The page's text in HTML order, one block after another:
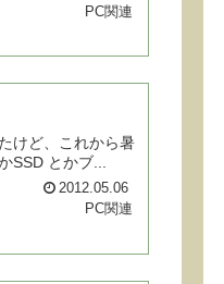
PC関連
けど、これから暑
とかブ...
2012.05.06
PC関連